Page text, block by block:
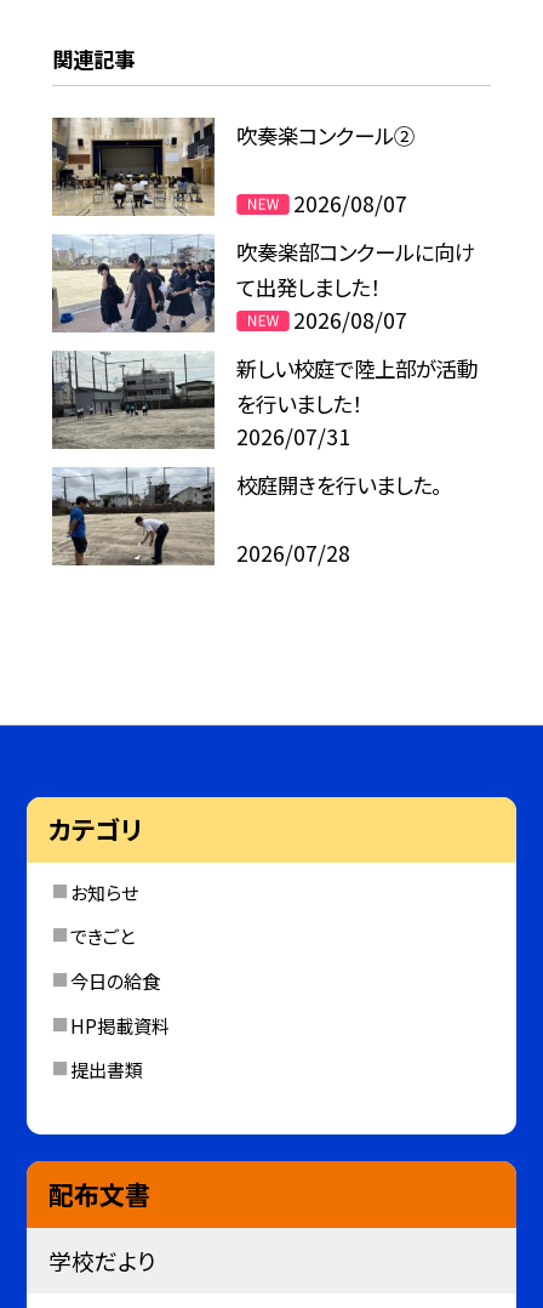
関連記事
吹奏楽コンクール②
2026/08/07
吹奏楽部コンクールに向け
て出発しました！
2026/08/07
新しい校庭で陸上部が活動
を行いました！
2026/07/31
校庭開きを行いました。
2026/07/28
カテゴリ
お知らせ
できごと
今日の給食
HP掲載資料
提出書類
配布文書
学校だより